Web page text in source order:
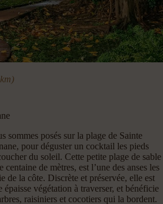
sommes posés sur la plage de Sainte
pour déguster un cocktail les pieds
du soleil. Cette petite plage de sable
de mètres, est l’une des anses les
de la côte. Discrète et préservée, elle est
épaisse végétation à traverser, et bénéficie
raisiniers et cocotiers qui la bordent.